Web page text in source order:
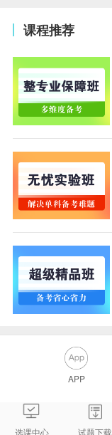
课程推荐
APP
选课中心 试题下载